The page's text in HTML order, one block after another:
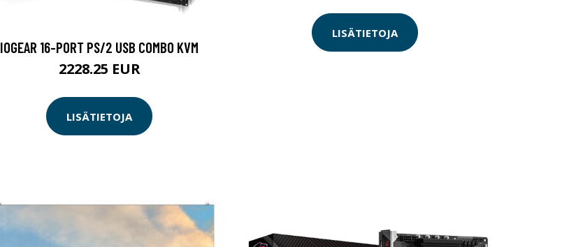
IOGEAR 16-PORT PS/2 USB COMBO KVM
2228.25 EUR
LISÄTIETOJA
LISÄTIETOJA